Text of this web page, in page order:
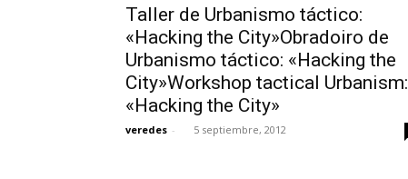
Taller de Urbanismo táctico:
«Hacking the City»Obradoiro de
Urbanismo táctico: «Hacking the
City»Workshop tactical Urbanism:
«Hacking the City»
veredes - 5 septiembre, 2012